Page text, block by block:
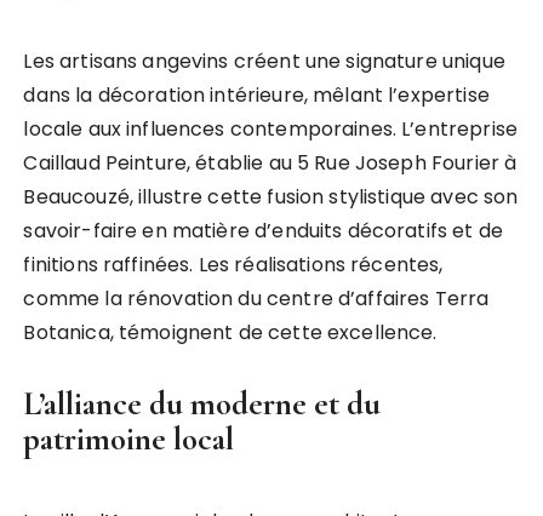
Les artisans angevins créent une signature unique
dans la décoration intérieure, mêlant l’expertise
locale aux influences contemporaines. L’entreprise
Caillaud Peinture, établie au 5 Rue Joseph Fourier à
Beaucouzé, illustre cette fusion stylistique avec son
savoir-faire en matière d’enduits décoratifs et de
finitions raffinées. Les réalisations récentes,
comme la rénovation du centre d’affaires Terra
Botanica, témoignent de cette excellence.
L’alliance du moderne et du
patrimoine local